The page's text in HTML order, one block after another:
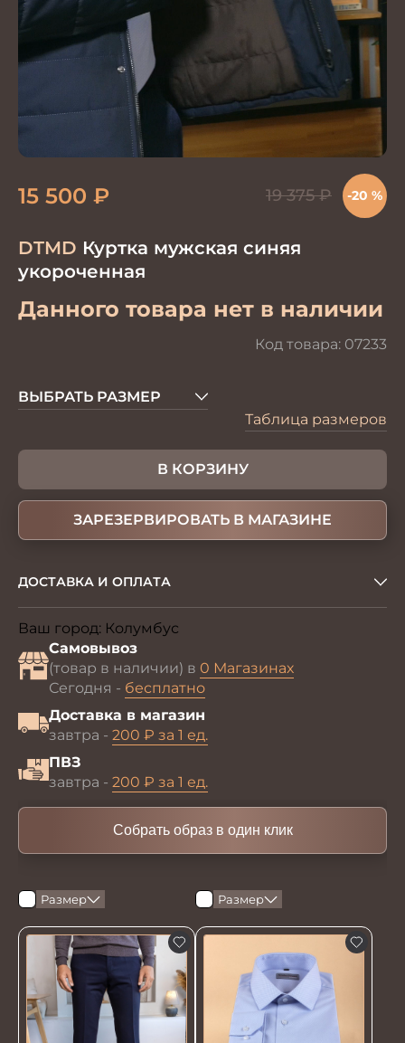
DTMD Куртка мужская синяя
укороченная
Данного товара нет в наличии
Код товара: 07233
15 500 ₽ 19 375₽ -20 %
ВЫБРАТЬ РАЗМЕР
Таблица размеров
В КОРЗИНУ
ЗАРЕЗЕРВИРОВАТЬ В МАГАЗИНЕ
ДОСТАВКА И ОПЛАТА
Ваш город: Колумбус
Самовывоз
(товар в наличии) в 0 Магазинах
Сегодня - бесплатно
Доставка в магазин
завтра - 200 ₽ за 1 ед.
ПВЗ
завтра - 200 ₽ за 1 ед.
Собрать образ в один клик
Размер Размер